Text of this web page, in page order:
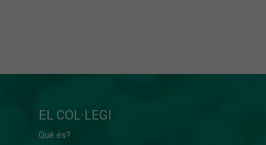
EL COL·LEGI
Què és?